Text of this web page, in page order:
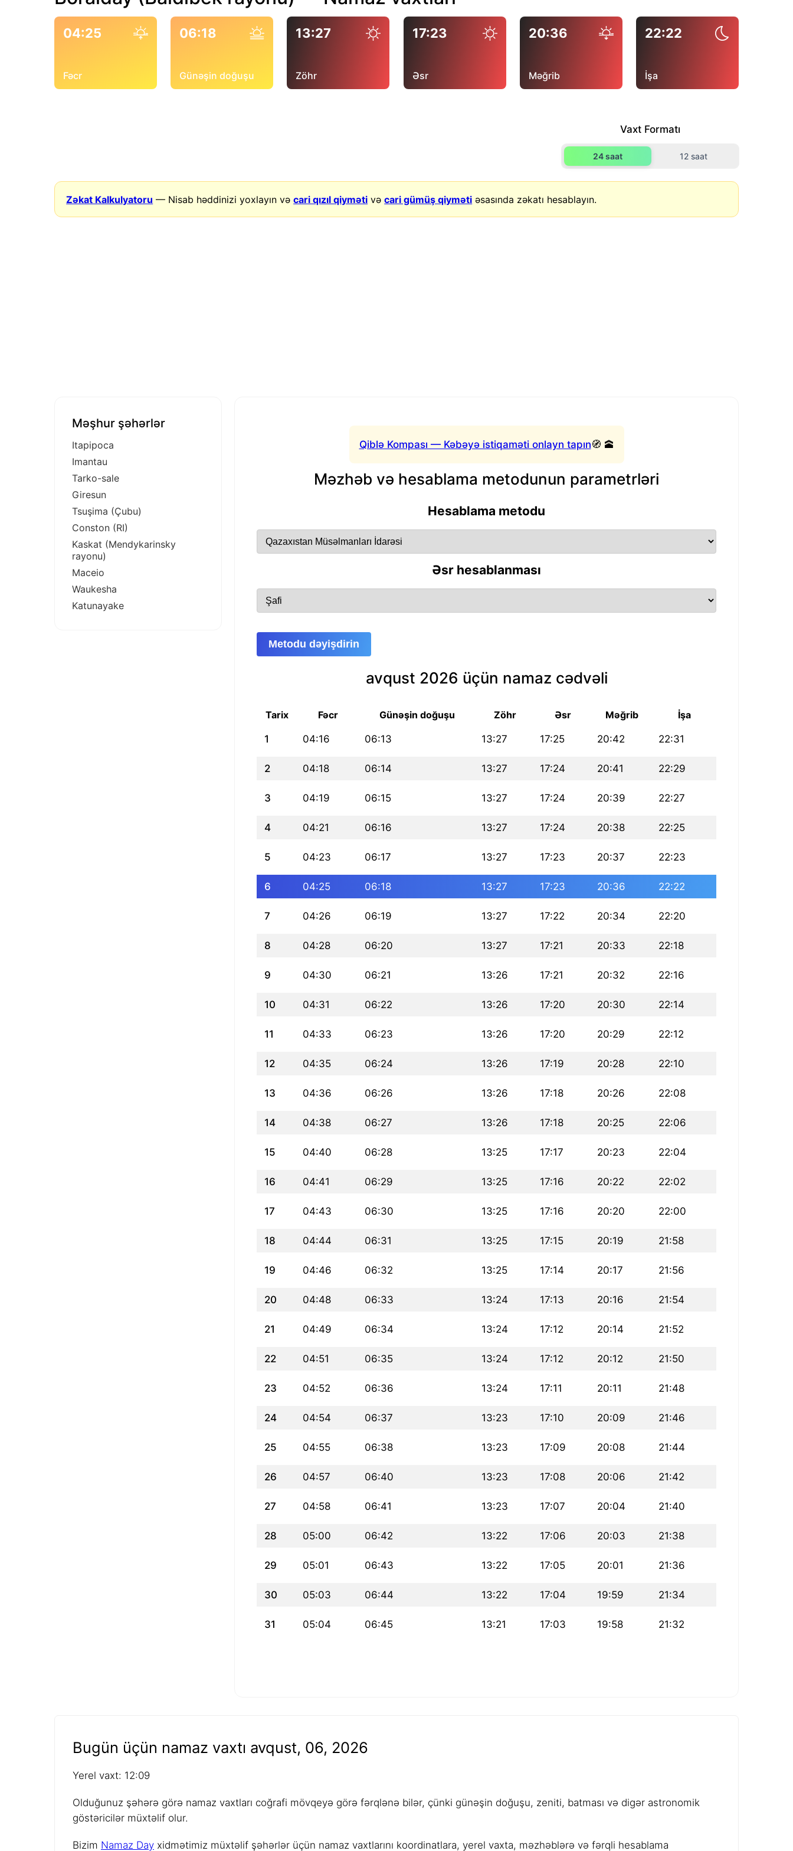
04:25
Fəcr
06:18
Günəşin doğuşu
13:27
Zöhr
17:23
Əsr
20:36
Məğrib
22:22
İşa
Vaxt Formatı
24 saat 12 saat
Zəkat Kalkulyatoru — Nisab həddinizi yoxlayın vəcari qızıl qiyməti vəcari gümüş qiyməti əsasında zəkatı hesablayın.
Qiblə Kompası — Kəbəyə istiqaməti onlayn tapın🧭 🕋
Məzhəb və hesablama metodunun parametrləri
Hesablama metodu
Əsr hesablanması
Metodu dəyişdirin
avqust 2026 üçün namaz cədvəli
Tarix Fəcr Günəşin doğuşu Zöhr Əsr Məğrib İşa
1 04:16 06:13 13:27 17:25 20:42 22:31
2 04:18 06:14 13:27 17:24 20:41 22:29
3 04:19 06:15 13:27 17:24 20:39 22:27
4 04:21 06:16 13:27 17:24 20:38 22:25
5 04:23 06:17 13:27 17:23 20:37 22:23
6 04:25 06:18 13:27 17:23 20:36 22:22
7 04:26 06:19 13:27 17:22 20:34 22:20
8 04:28 06:20 13:27 17:21 20:33 22:18
9 04:30 06:21 13:26 17:21 20:32 22:16
10 04:31 06:22 13:26 17:20 20:30 22:14
11 04:33 06:23 13:26 17:20 20:29 22:12
12 04:35 06:24 13:26 17:19 20:28 22:10
13 04:36 06:26 13:26 17:18 20:26 22:08
14 04:38 06:27 13:26 17:18 20:25 22:06
15 04:40 06:28 13:25 17:17 20:23 22:04
16 04:41 06:29 13:25 17:16 20:22 22:02
17 04:43 06:30 13:25 17:16 20:20 22:00
18 04:44 06:31 13:25 17:15 20:19 21:58
19 04:46 06:32 13:25 17:14 20:17 21:56
20 04:48 06:33 13:24 17:13 20:16 21:54
21 04:49 06:34 13:24 17:12 20:14 21:52
22 04:51 06:35 13:24 17:12 20:12 21:50
23 04:52 06:36 13:24 17:11 20:11 21:48
24 04:54 06:37 13:23 17:10 20:09 21:46
25 04:55 06:38 13:23 17:09 20:08 21:44
26 04:57 06:40 13:23 17:08 20:06 21:42
27 04:58 06:41 13:23 17:07 20:04 21:40
28 05:00 06:42 13:22 17:06 20:03 21:38
29 05:01 06:43 13:22 17:05 20:01 21:36
30 05:03 06:44 13:22 17:04 19:59 21:34
31 05:04 06:45 13:21 17:03 19:58 21:32
Məşhur şəhərlər
Itapipoca
Imantau
Tarko-sale
Giresun
Tsuşima (Çubu)
Conston (RI)
Kaskat (Mendykarinsky
rayonu)
Maceio
Waukesha
Katunayake
Bugün üçün namaz vaxtı avqust, 06, 2026
Yerel vaxt: 12:09
Olduğunuz şəhərə görə namaz vaxtları coğrafi mövqeyə görə fərqlənə bilər, çünki günəşin doğuşu, zeniti, batması və digər astronomik
göstəricilər müxtəlif olur.
Bizim Namaz Day xidmətimiz müxtəlif şəhərlər üçün namaz vaxtlarını koordinatlara, yerel vaxta, məzhəblərə və fərqli hesablama